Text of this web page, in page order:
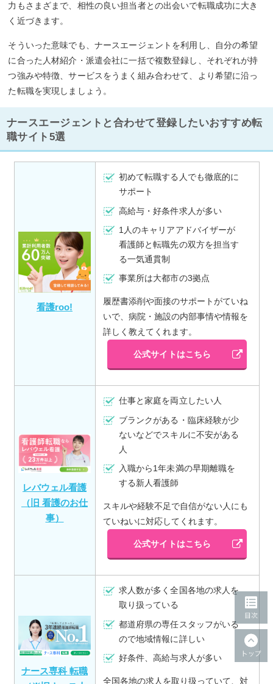
力もさまざまで、相性の良い担当者との出会いで転職成功に大き
く近づきます。
そういった意味でも、ナースエージェントを利用し、自分の希望
に合った人材紹介・派遣会社に一括で複数登録し、それぞれが持
つ強みや特徴、サービスをうまく組み合わせて、より希望に沿っ
た転職を実現しましょう。
ナースエージェントと合わせて登録したいおすすめ転
職サイト5選
看護roo!
初めて転職する人でも徹底的に
サポート
高給与・好条件求人が多い
1人のキャリアアドバイザーが
看護師と転職先の双方を担当す
る一気通貫制
事業所は大都市の3拠点
履歴書添削や面接のサポートがていね
いで、病院・施設の内部事情や情報を
詳しく教えてくれます。
公式サイトはこちら
レバウェル看護
（旧 看護のお仕
事）
仕事と家庭を両立したい人
ブランクがある・臨床経験が少
ないなどでスキルに不安がある
人
入職から1年未満の早期離職を
する新人看護師
スキルや経験不足で自信がない人にも
ていねいに対応してくれます。
公式サイトはこちら
ナース専科 転職
求人数が多く全国各地の求人を
取り扱っている
都道府県の専任スタッフがいる
ので地域情報に詳しい
好条件、高給与求人が多い
全国各地の求人を取り扱っていて、対